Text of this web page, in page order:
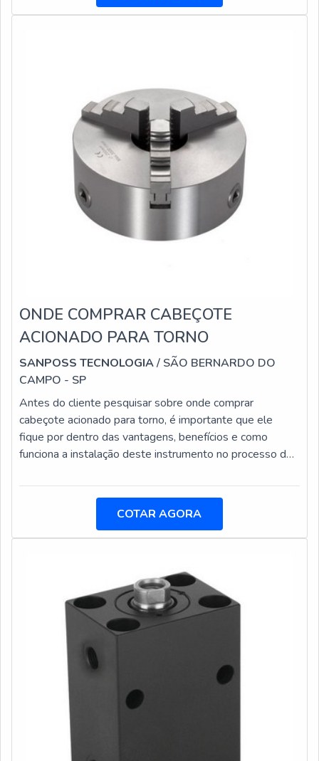
equipamento possui, é possível realizar também
ONDE COMPRAR CABEÇOTE
ACIONADO PARA TORNO
SANPOSS TECNOLOGIA/ SÃO BERNARDO DO
CAMPO - SP
Antes do cliente pesquisar sobre onde comprar
cabeçote acionado para torno, é importante que ele
fique por dentro das vantagens, benefícios e como
funciona a instalação deste instrumento no processo de
extremamente utilizado quando é necessário realizar a
feita no procedimento comum.O cabeçote acionado para
torno é móvel, o que promove mais flexibilidade e
COTAR AGORA